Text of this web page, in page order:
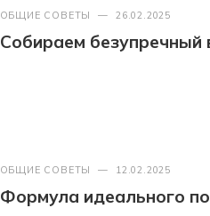
ОБЩИЕ СОВЕТЫ — 26.02.2025
Собираем безупречный
ОБЩИЕ СОВЕТЫ — 12.02.2025
Формула идеального